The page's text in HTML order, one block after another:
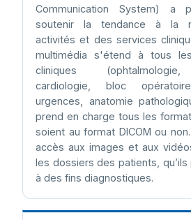
Communication System) a
soutenir la tendance à la
activités et des services
multimédia s'étend à tous
cliniques (ophtalmologie,
cardiologie, bloc
urgences, anatomie
prend en charge tous les
soient au format DICOM ou
accès aux images et aux
les dossiers des patients,
à des fins diagnostiques.